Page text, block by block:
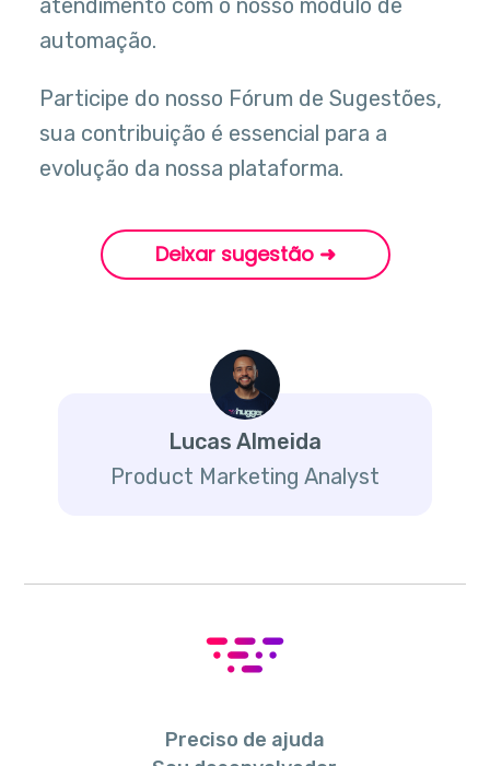
atendimento com o nosso módulo de
automação.
Participe do nosso Fórum de Sugestões,
sua contribuição é essencial para a
evolução da nossa plataforma.
Deixar sugestão ➜
Lucas Almeida
Product Marketing Analyst
Preciso de ajuda